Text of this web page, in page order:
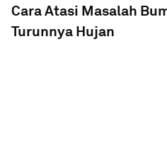
Cara Atasi Masalah
Turunnya Hujan